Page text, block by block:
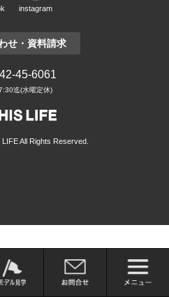
instagram
せ・資料請求
45-6061
迄(水曜定休)
All Rights Reserved.